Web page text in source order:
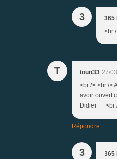
3 365
<br
T toun33 27/
<br /> <br />
avoir ouvert
Didier <br /
Répondre
3 365